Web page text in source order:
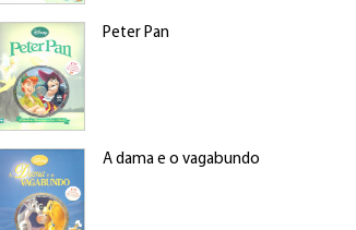
Peter Pan
A dama e o vagabundo